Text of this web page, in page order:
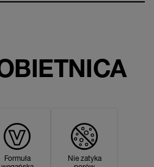
Formuła
Nie zatyka